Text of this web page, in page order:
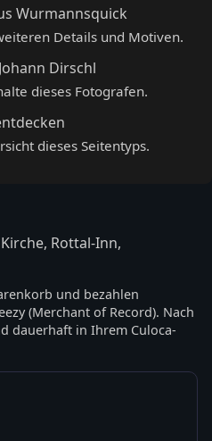
Wurmannsquick
Details und Motiven.
Dirschl
dieses Fotografen.
dieses Seitentyps.
Rottal-Inn,
und bezahlen
(Merchant of Record). Nach
dauerhaft in Ihrem Culoca-